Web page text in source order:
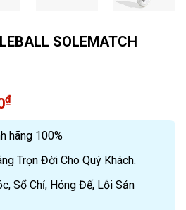
SOLEMATCH
₫
hãng 100%
Trọn Đời Cho Quý Khách.
Sổ Chỉ, Hỏng Đế, Lỗi Sản